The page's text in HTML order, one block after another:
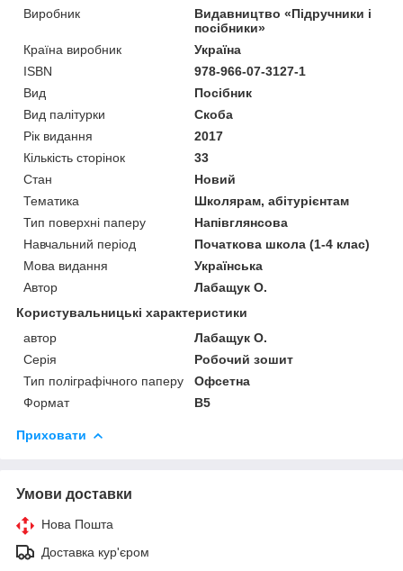
Виробник
Видавництво «Підручники і
посібники»
Країна виробник
Україна
ISBN
978-966-07-3127-1
Вид
Посібник
Вид палітурки
Скоба
Рік видання
2017
Кількість сторінок
33
Стан
Новий
Тематика
Школярам, абітурієнтам
Тип поверхні паперу
Напівглянсова
Навчальний період
Початкова школа (1-4 клас)
Мова видання
Українська
Автор
Лабащук О.
Користувальницькі характеристики
автор
Лабащук О.
Серія
Робочий зошит
Тип поліграфічного паперу
Офсетна
Формат
В5
Приховати
Умови доставки
Нова Пошта
Доставка кур'єром